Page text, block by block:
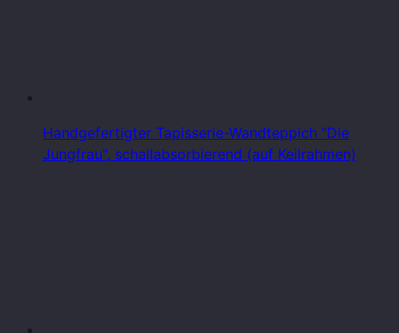
Handgefertigter Tapisserie-Wandteppich "Die
Jungfrau", schallabsorbierend (auf Keilrahmen)